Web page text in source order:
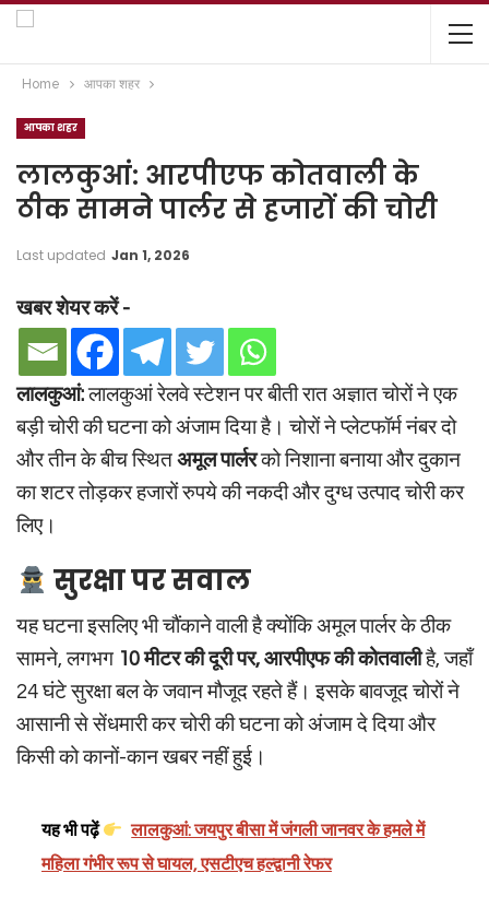
Home आपका शहर
आपका शहर
लालकुआं: आरपीएफ कोतवाली के
ठीक सामने पार्लर से हजारों की चोरी
Last updated Jan 1, 2026
खबर शेयर करें -
लालकुआं:लालकुआं रेलवे स्टेशन पर बीती रात अज्ञात चोरों ने एक
बड़ी चोरी की घटना को अंजाम दिया है। चोरों ने प्लेटफॉर्म नंबर दो
और तीन के बीच स्थित अमूल पार्लरको निशाना बनाया और दुकान
का शटर तोड़कर हजारों रुपये की नकदी और दुग्ध उत्पाद चोरी कर
लिए।
सुरक्षा पर सवाल
यह घटना इसलिए भी चौंकाने वाली है क्योंकि अमूल पार्लर के ठीक
सामने, लगभग 10 मीटर की दूरी पर, आरपीएफ की कोतवालीहै, जहाँ
24 घंटे सुरक्षा बल के जवान मौजूद रहते हैं। इसके बावजूद चोरों ने
आसानी से सेंधमारी कर चोरी की घटना को अंजाम दे दिया और
किसी को कानों-कान खबर नहीं हुई।
यह भी पढ़ें
लालकुआं: जयपुर बीसा में जंगली जानवर के हमले में
महिला गंभीर रूप से घायल, एसटीएच हल्द्वानी रेफर